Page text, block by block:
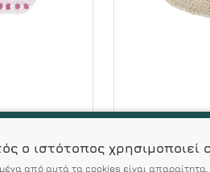
Μαύρο
Ble
ο ιστότοπος χρησιμοποιεί
από αυτά τα cookies είναι